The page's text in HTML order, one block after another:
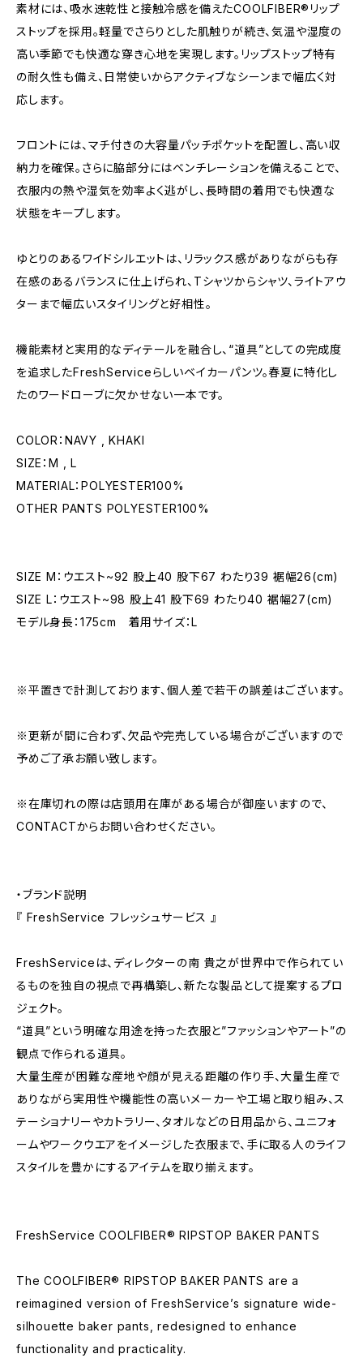
素材には、吸水速乾性と接触冷感を備えたCOOLFIBER®リップ
ストップを採用。軽量でさらりとした肌触りが続き、気温や湿度の
高い季節でも快適な穿き心地を実現します。リップストップ特有
の耐久性も備え、日常使いからアクティブなシーンまで幅広く対
応します。
フロントには、マチ付きの大容量パッチポケットを配置し、高い収
納力を確保。さらに脇部分にはベンチレーションを備えることで、
衣服内の熱や湿気を効率よく逃がし、長時間の着用でも快適な
状態をキープします。
ゆとりのあるワイドシルエットは、リラックス感がありながらも存
在感のあるバランスに仕上げられ、Tシャツからシャツ、ライトアウ
ターまで幅広いスタイリングと好相性。
機能素材と実用的なディテールを融合し、“道具”としての完成度
を追求したFreshServiceらしいベイカーパンツ。春夏に特化し
たのワードローブに欠かせない一本です。
COLOR：NAVY , KHAKI
SIZE：M , L
MATERIAL：POLYESTER100%
OTHER PANTS POLYESTER100%
SIZE M：ウエスト~92 股上40 股下67 わたり39 裾幅26(cm)
SIZE L：ウエスト~98 股上41 股下69 わたり40 裾幅27(cm)
モデル身長：175cm 着用サイズ：L
※平置きで計測しております、個人差で若干の誤差はございます。
※更新が間に合わず、欠品や完売している場合がございますので
予めご了承お願い致します。
※在庫切れの際は店頭用在庫がある場合が御座いますので、
CONTACTからお問い合わせください。
・ブランド説明
『 FreshService フレッシュサービス 』
FreshServiceは、ディレクターの南 貴之が世界中で作られてい
るものを独自の視点で再構築し、新たな製品として提案するプロ
ジェクト。
“道具”という明確な用途を持った衣服と”ファッションやアート”の
観点で作られる道具。
大量生産が困難な産地や顔が見える距離の作り手、大量生産で
ありながら実用性や機能性の高いメーカーや工場と取り組み、ス
テーショナリーやカトラリー、タオルなどの日用品から、ユニフォ
ームやワークウエアをイメージした衣服まで、手に取る人のライフ
スタイルを豊かにするアイテムを取り揃えます。
FreshService COOLFIBER® RIPSTOP BAKER PANTS
The COOLFIBER® RIPSTOP BAKER PANTS are a
reimagined version of FreshService’s signature wide-
silhouette baker pants, redesigned to enhance
functionality and practicality.